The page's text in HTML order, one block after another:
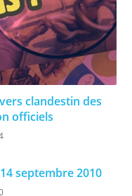
clandestin des
officiels
septembre 2010